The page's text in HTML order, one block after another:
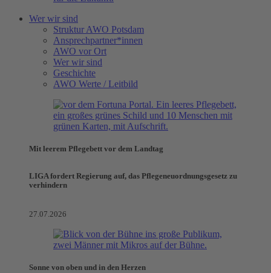
Wer wir sind
Struktur AWO Potsdam
Ansprechpartner*innen
AWO vor Ort
Wer wir sind
Geschichte
AWO Werte / Leitbild
Mit leerem Pflegebett vor dem Landtag
LIGA fordert Regierung auf, das Pflegeneuordnungsgesetz zu
verhindern
27.07.2026
Sonne von oben und in den Herzen